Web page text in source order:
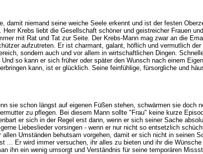
damit niemand seine weiche Seele erkennt und ist der festen
Krebs liebt die Gesellschaft schöner und geistreicher Frauen
mit Rat und Tat zur Seite. Der Krebs-Mann mag zwar an die
aufzutreten. Er ist charmant, galant, höflich und vermutlich
sondern auch und vor allem in wirtschaftlichen Dingen.
so kann er sich früher oder später den Wunsch nach einem
kann, ist er glücklich. Seine feinfühlige, fürsorgliche und
sie schon längst auf eigenen Füßen stehen, schwärmen sie doch
zu pflegen. Bei diesem Mann sollte "Frau" keine kurze
er sich in der Regel erst dann, wenn er sich seiner Sache
Liebeslieder vorsingen - wenn er nur nicht so entsetzlich
Umständen behutsam vorgehen, damit er sich nicht in seinen
... Er wird immer versuchen, ihr alles zu bieten und ihr die
ihn ein wenig umsorgt und Verständnis für seine temporären